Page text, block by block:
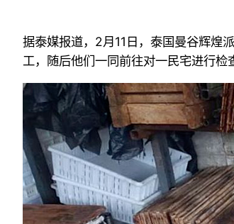
据泰媒报道，2月11日，泰国曼谷辉煌
工，随后他们一同前往对一民宅进行检